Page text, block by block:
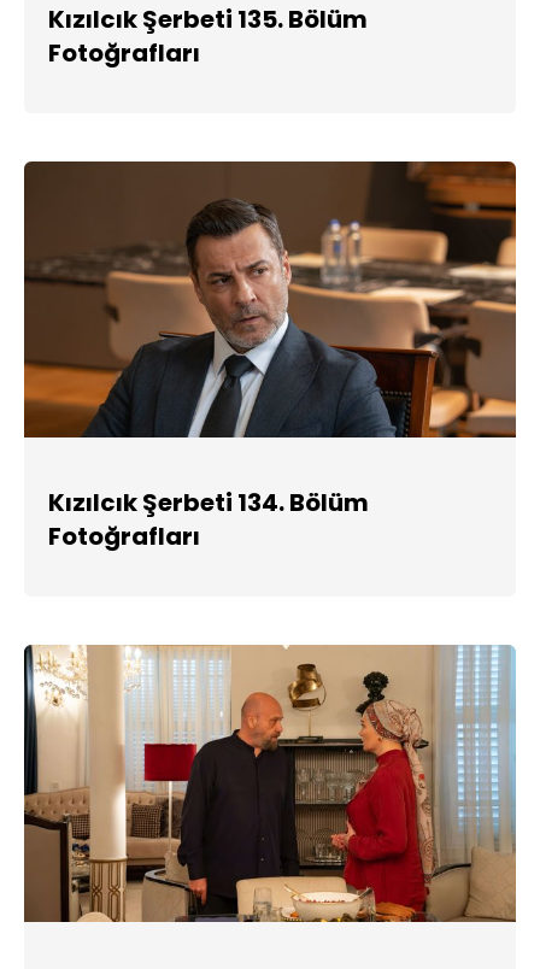
Kızılcık Şerbeti 135. Bölüm
Fotoğrafları
Kızılcık Şerbeti 134. Bölüm
Fotoğrafları